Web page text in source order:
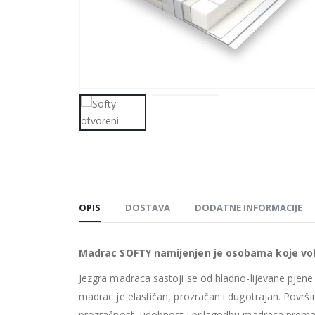
OPIS DOSTAVA DODATNE INFORMACIJE
Madrac SOFTY namijenjen je osobama koje
Jezgra madraca sastoji se od hladno-lijevane
madrac je elastičan, prozračan i dugotrajan.